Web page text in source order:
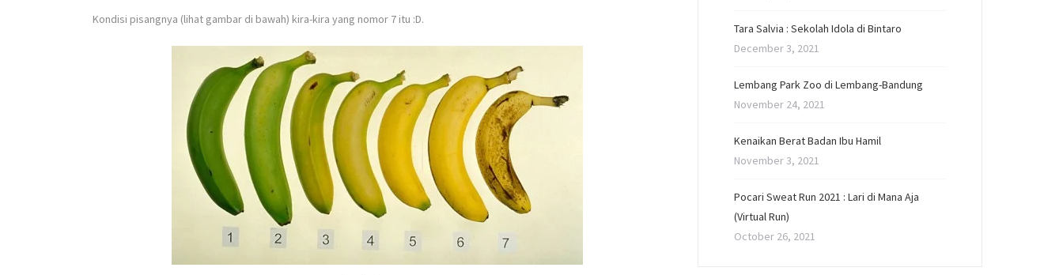
Kondisi pisangnya (lihat gambar di bawah) kira-kira yang nomor 7 itu :D.
Tara Salvia : Sekolah Idola di Bintaro
December 3, 2021
Lembang Park Zoo di Lembang-Bandung
November 24, 2021
Kenaikan Berat Badan Ibu Hamil
November 3, 2021
Pocari Sweat Run 2021 : Lari di Mana Aja
(Virtual Run)
October 26, 2021